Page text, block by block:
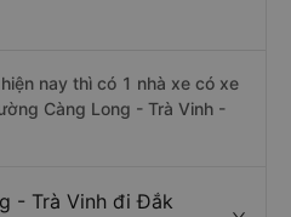
nay thì có 1 nhà xe có xe
Càng Long - Trà Vinh -
- Trà Vinh đi Đắk